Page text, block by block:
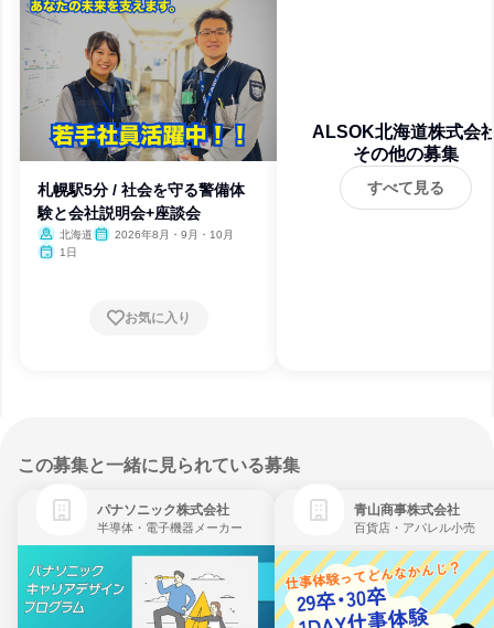
札幌駅5分 / 社会を守る警備体
験と会社説明会+座談会
北海道
2026年8月・9月・10月
1日
お気に入り
ALSOK北海道株式会
その他の募集
すべて見る
この募集と一緒に見られている募集
パナソニック株式会社
半導体・電子機器メーカー
青山商事株式会社
百貨店・アパレル小売